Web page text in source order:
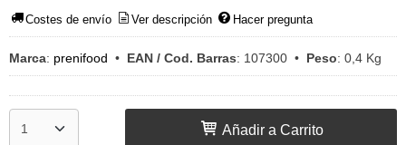
Costes de envío Ver descripción Hacer pregunta
Marca: prenifood • EAN / Cod. Barras: 107300 • Peso: 0,4 Kg
Añadir a Carrito